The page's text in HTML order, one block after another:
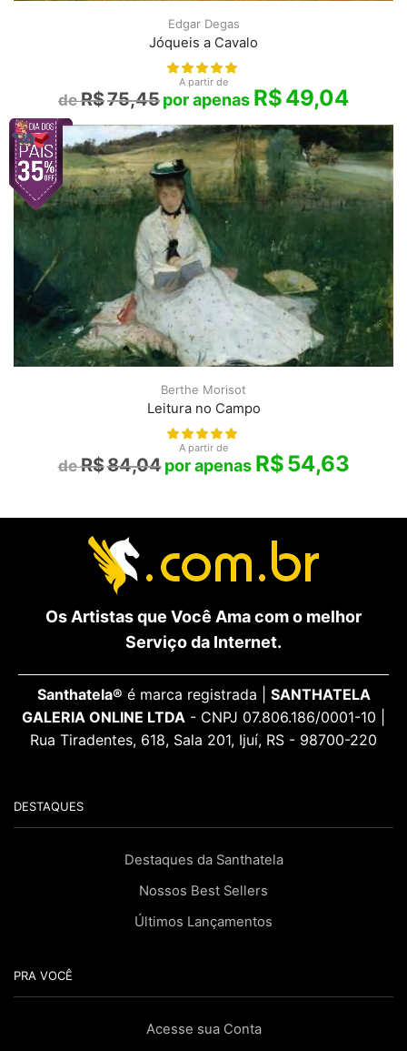
Edgar Degas
Jóqueis a Cavalo
A partir de
R$75,45 R$49,04
Berthe Morisot
Leitura no Campo
A partir de
R$84,04 R$54,63
Os Artistas que Você Ama com o melhor
Serviço da Internet.
Santhatela® é marca registrada | SANTHATELA
GALERIA ONLINE LTDA - CNPJ 07.806.186/0001-10 |
Rua Tiradentes, 618, Sala 201, Ijuí, RS - 98700-220
DESTAQUES
Destaques da Santhatela
Nossos Best Sellers
Últimos Lançamentos
PRA VOCÊ
Acesse sua Conta